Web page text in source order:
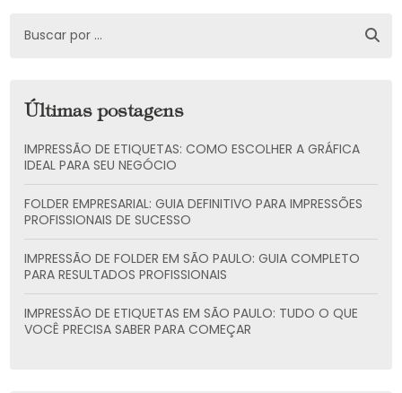
Últimas postagens
IMPRESSÃO DE ETIQUETAS: COMO ESCOLHER A GRÁFICA
IDEAL PARA SEU NEGÓCIO
FOLDER EMPRESARIAL: GUIA DEFINITIVO PARA IMPRESSÕES
PROFISSIONAIS DE SUCESSO
IMPRESSÃO DE FOLDER EM SÃO PAULO: GUIA COMPLETO
PARA RESULTADOS PROFISSIONAIS
IMPRESSÃO DE ETIQUETAS EM SÃO PAULO: TUDO O QUE
VOCÊ PRECISA SABER PARA COMEÇAR